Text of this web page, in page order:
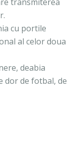
cu portile
al celor doua
deabia
dor de fotbal, de